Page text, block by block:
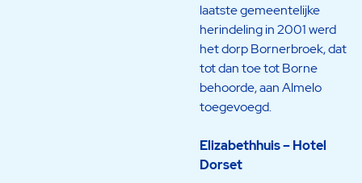
laatste gemeentelijke
herindeling in 2001 werd
het dorp Bornerbroek, dat
tot dan toe tot Borne
behoorde, aan Almelo
toegevoegd.
Elizabethhuis – Hotel
Dorset